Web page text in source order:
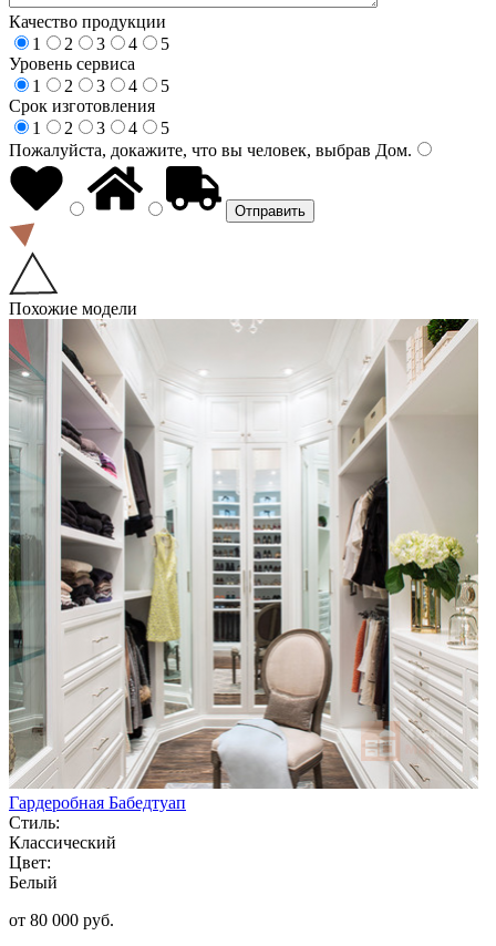
Качество продукции
1
2 3 4
5
Уровень сервиса
1
2 3 4
5
Срок изготовления
1
2 3 4
5
Пожалуйста, докажите, что вы человек, выбрав Дом.
Похожие модели
Гардеробная Бабедтуап
Стиль:
Классический
Цвет:
Белый
от 80 000 руб.